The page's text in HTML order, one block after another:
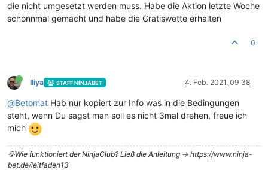
die nicht umgesetzt werden muss. Habe die Aktion letzte Woche
schonnmal gemacht und habe die Gratiswette erhalten
0
Iliya STAFF NINJABET 4. Feb. 2021, 09:38
@Betomat Hab nur kopiert zur Info was in die Bedingungen
steht, wenn Du sagst man soll es nicht 3mal drehen, freue ich
mich
💡Wie funktioniert der NinjaClub? Ließ die Anleitung -> https://www.ninja-
bet.de/leitfaden13